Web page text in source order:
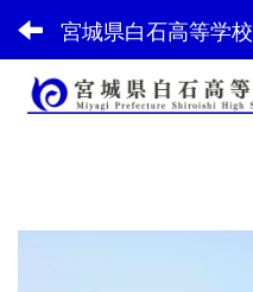
宮城県白石高等学校